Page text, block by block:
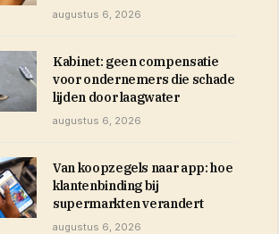
augustus 6, 2026
Kabinet: geen compensatie
voor ondernemers die schade
lijden door laagwater
augustus 6, 2026
Van koopzegels naar app: hoe
klantenbinding bij
supermarkten verandert
augustus 6, 2026